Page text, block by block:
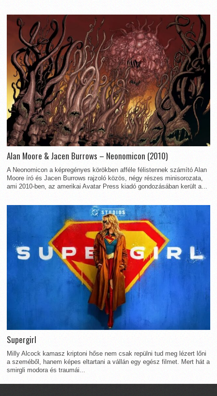
Alan Moore & Jacen Burrows – Neonomicon (2010)
A Neonomicon a képregényes körökben afféle félistennek számító Alan
Moore író és Jacen Burrows rajzoló közös, négy részes minisorozata,
ami 2010-ben, az amerikai Avatar Press kiadó gondozásában került a...
Supergirl
Milly Alcock kamasz kriptoni hőse nem csak repülni tud meg lézert lőni
a szeméből, hanem képes eltartani a vállán egy egész filmet. Mert hát a
smirgli modora és traumái...